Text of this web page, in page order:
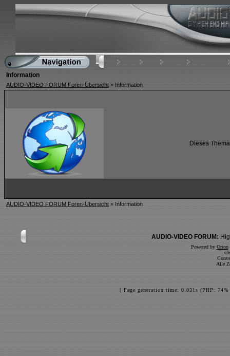
Information
AUDIO-VIDEO FORUM Foren-Übersicht » Information
Dieses
AUDIO-VIDEO FORUM Foren-Übersicht » Information
AUDIO-VIDEO FORUM:
Powered by Orion
Alle
[ Page generation time: 0.031s (PHP: